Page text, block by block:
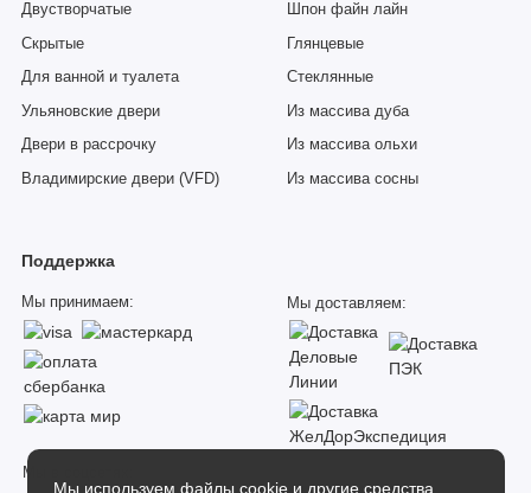
Мы используем файлы cookie и другие средства
Двустворчатые
Скрытые
Для ванной и туалета
Ульяновские двери
Двери в рассрочку
Владимирские двери (VFD)
Шпон файн лайн
Глянцевые
Стеклянные
Из массива дуба
Из массива ольхи
Из массива сосны
Поддержка
Мы принимаем: Мы доставляем:
Мы в соцсетях: